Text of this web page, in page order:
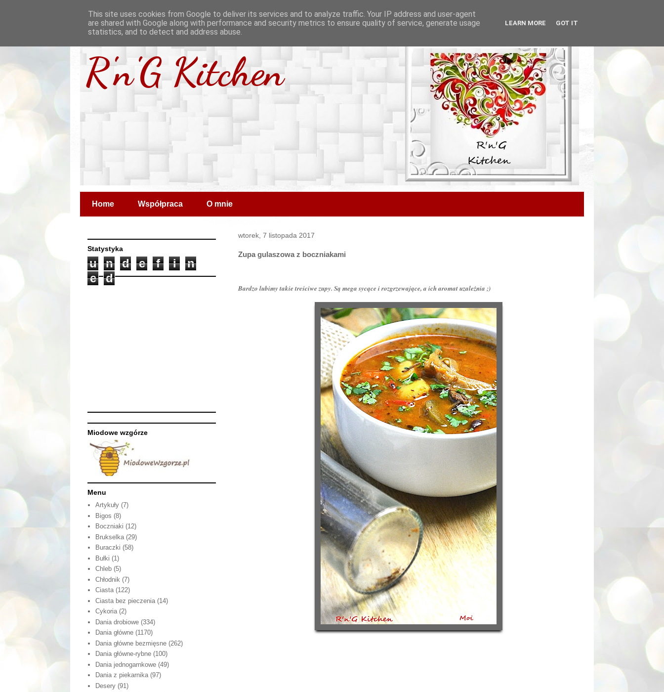
R'n'G Kitchen
Home Współpraca O mnie
wtorek, 7 listopada 2017
Zupa gulaszowa z boczniakami
Bardzo lubimy takie treściwe zupy. Są mega sycące i rozgrzewające, a ich aromat uzależnia ;)
Statystyka
u n d e f i
n
e
d
Miodowe wzgórze
Menu
Artykuły (7)
Bigos (8)
Boczniaki (12)
Brukselka (29)
Buraczki (58)
Bułki (1)
Chleb (5)
Chłodnik (7)
Ciasta (122)
Ciasta bez pieczenia (14)
Cykoria (2)
Dania drobiowe (334)
Dania główne (1170)
Dania główne bezmięsne (262)
Dania główne-rybne (100)
Dania jednogarnkowe (49)
Dania z piekarnika (97)
Desery (91)
This site uses cookies from Google to deliver its services and to analyze traffic. Your IP address and user-agent
are shared with Google along with performance and security metrics to ensure quality of service, generate usage
statistics, and to detect and address abuse.
LEARN MORE GOT IT